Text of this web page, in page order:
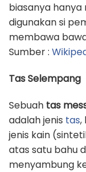
biasanya hanya
digunakan si
membawa
Sumber :
Tas Selempang
Sebuah tas
adalah jenis tas,
jenis kain
atas satu bahu
menyambung